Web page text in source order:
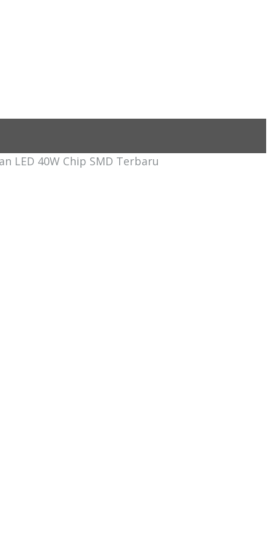
LED 40W Chip SMD Terbaru